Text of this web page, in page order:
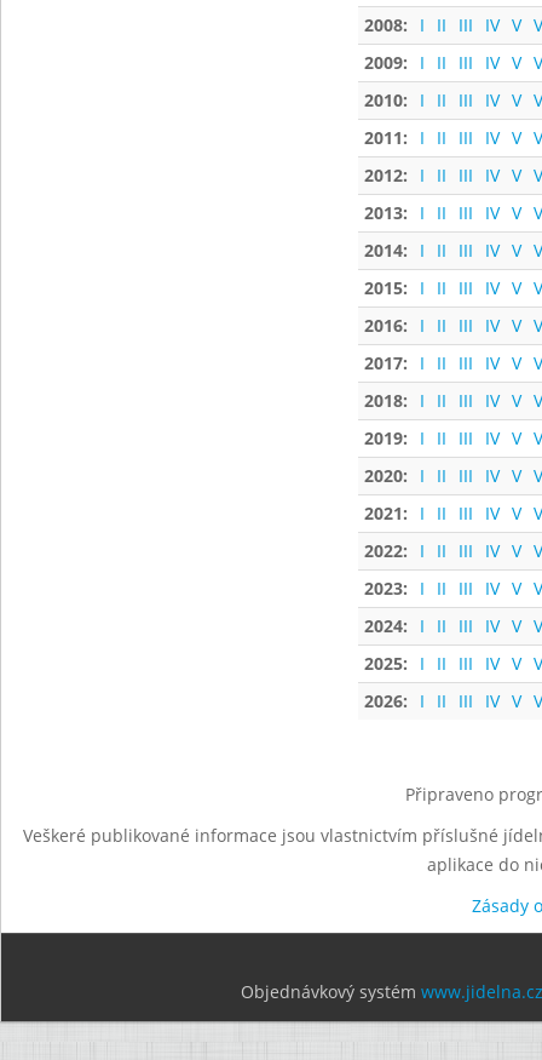
2008:
I II III IV V
2009:
I II III IV V
2010:
I II III IV V
2011:
I II III IV V
2012:
I II III IV V
2013:
I II III IV V
2014:
I II III IV V
2015:
I II III IV V
2016:
I II III IV V
2017:
I II III IV V
2018:
I II III IV V
2019:
I II III IV V
2020:
I II III IV V
2021:
I II III IV V
2022:
I II III IV V
2023:
I II III IV V
2024:
I II III IV V
2025:
I II III IV V
2026:
I II III IV V
Připraveno
Veškeré publikované informace jsou vlastnictvím příslušné
aplikace do
Zásady
Objednávkový systém www.jidelna.cz